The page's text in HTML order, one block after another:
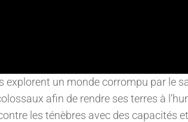
explorent un monde corrompu par le
afin de rendre ses terres à
les ténèbres avec des capacités